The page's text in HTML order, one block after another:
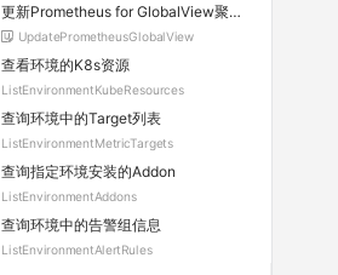
更新Prometheus for GlobalView聚合数据源
UpdatePrometheusGlobalView
查看环境的K8s资源
ListEnvironmentKubeResources
查询环境中的Target列表
ListEnvironmentMetricTargets
查询指定环境安装的Addon
ListEnvironmentAddons
查询环境中的告警组信息
ListEnvironmentAlertRules